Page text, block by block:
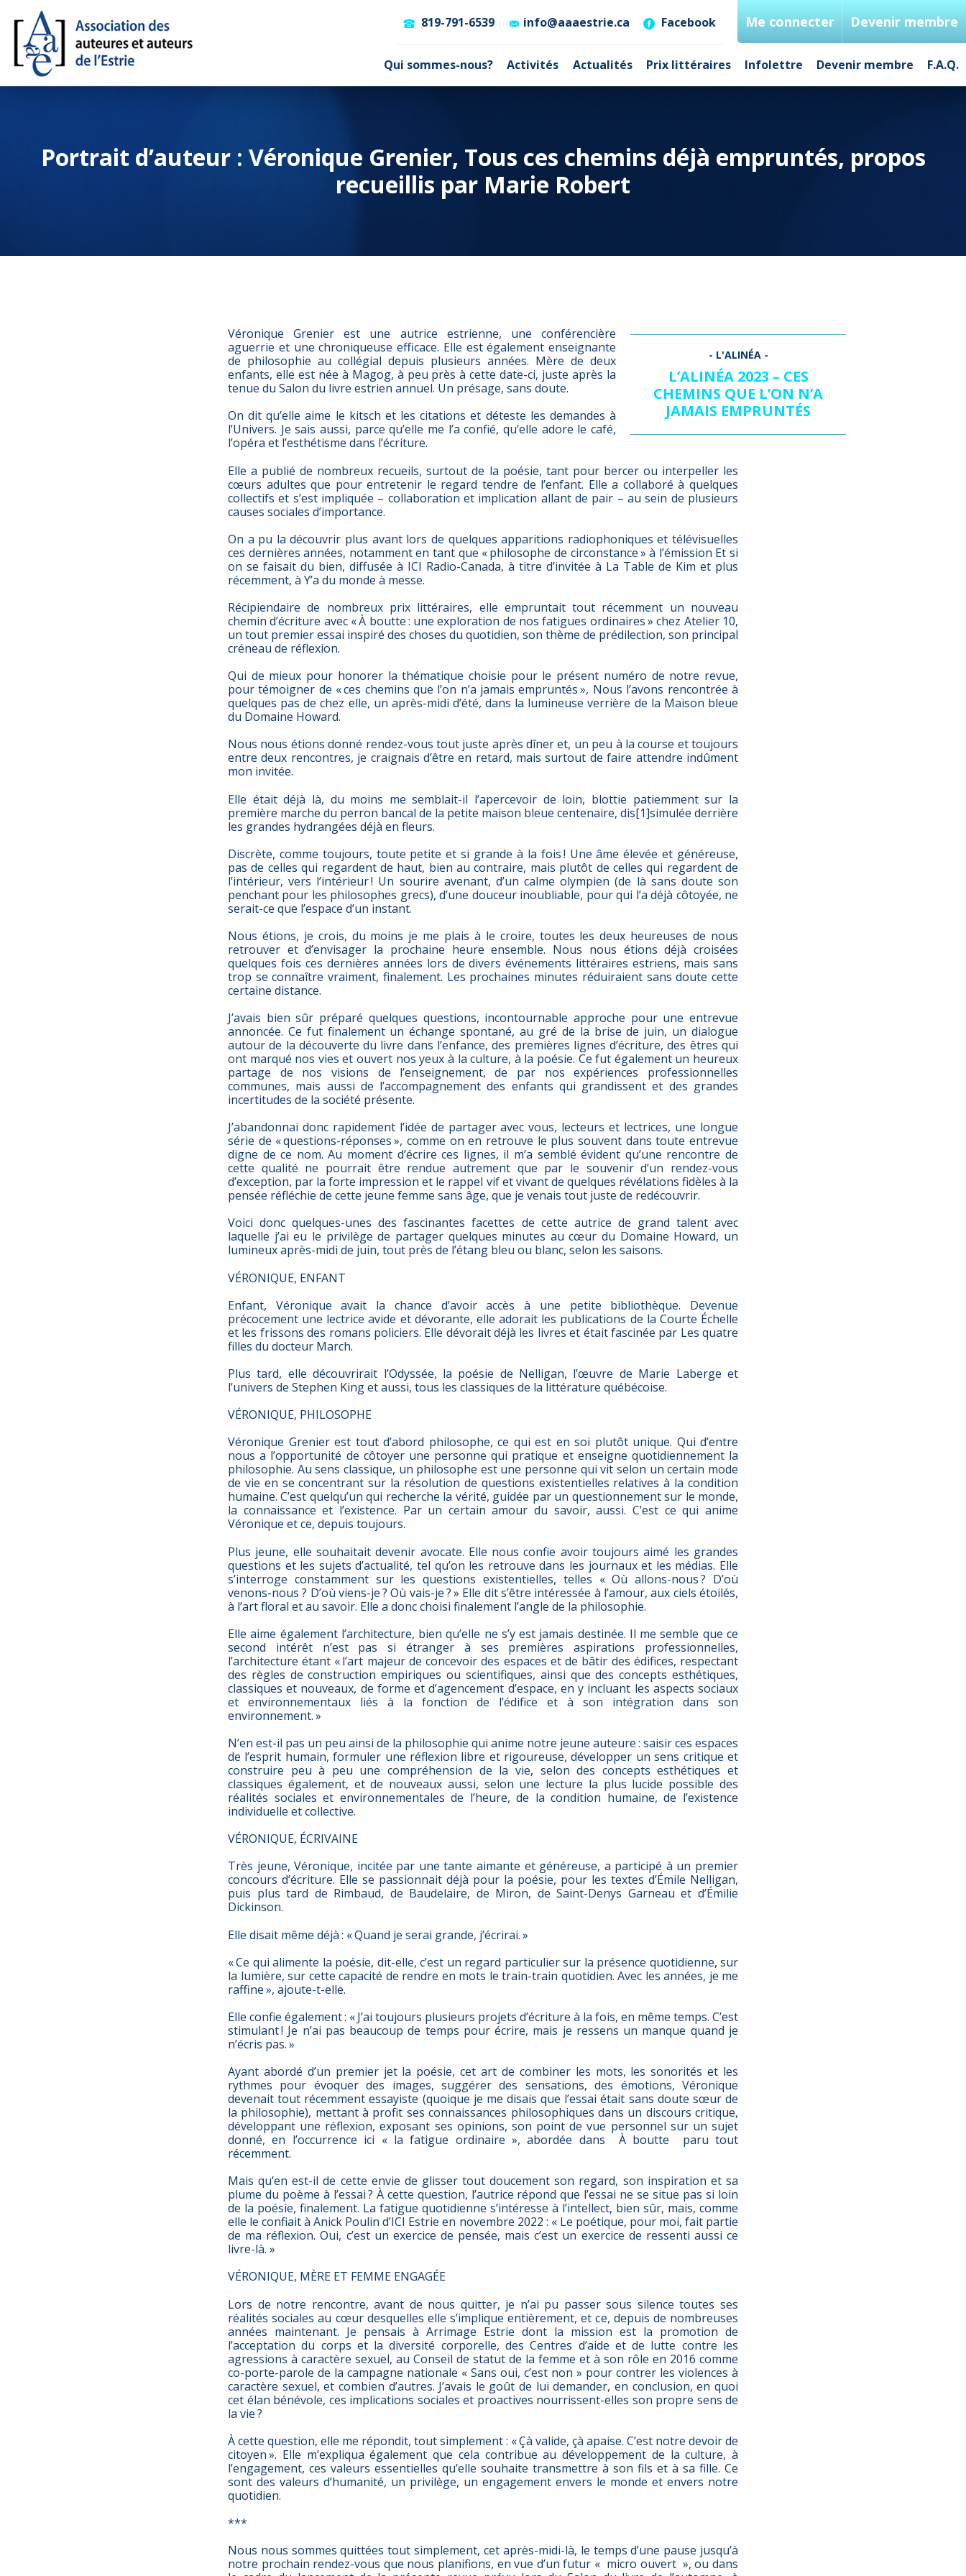
Qui sommes-nous? Activités Actualités Prix littéraires Infolettre Devenir membre F.A.Q.
819-791-6539 info@aaaestrie.ca Facebook Me connecter Devenir membre
Portrait d’auteur : Véronique Grenier, Tous ces chemins déjà empruntés, propos
recueillis par Marie Robert
L’ALINÉA 2023 – CES
CHEMINS QUE L’ON N’A
JAMAIS EMPRUNTÉS
Véronique Grenier est une autrice estrienne, une conférencière
aguerrie et une chroniqueuse efficace. Elle est également enseignante
de philosophie au collégial depuis plusieurs années. Mère de deux
enfants, elle est née à Magog, à peu près à cette date-ci, juste après la
tenue du Salon du livre estrien annuel. Un présage, sans doute.
On dit qu’elle aime le kitsch et les citations et déteste les demandes à
l’Univers. Je sais aussi, parce qu’elle me l’a confié, qu’elle adore le café,
l’opéra et l’esthétisme dans l’écriture.
Elle a publié de nombreux recueils, surtout de la poésie, tant pour bercer ou interpeller les
cœurs adultes que pour entretenir le regard tendre de l’enfant. Elle a collaboré à quelques
collectifs et s’est impliquée – collaboration et implication allant de pair – au sein de plusieurs
causes sociales d’importance.
On a pu la découvrir plus avant lors de quelques apparitions radiophoniques et télévisuelles
ces dernières années, notamment en tant que « philosophe de circonstance » à l’émission Et si
on se faisait du bien, diffusée à ICI Radio-Canada, à titre d’invitée à La Table de Kim et plus
récemment, à Y’a du monde à messe.
Récipiendaire de nombreux prix littéraires, elle empruntait tout récemment un nouveau
chemin d’écriture avec « À boutte : une exploration de nos fatigues ordinaires » chez Atelier 10,
un tout premier essai inspiré des choses du quotidien, son thème de prédilection, son principal
créneau de réflexion.
Qui de mieux pour honorer la thématique choisie pour le présent numéro de notre revue,
pour témoigner de « ces chemins que l’on n’a jamais empruntés », Nous l’avons rencontrée à
quelques pas de chez elle, un après-midi d’été, dans la lumineuse verrière de la Maison bleue
du Domaine Howard.
Nous nous étions donné rendez-vous tout juste après dîner et, un peu à la course et toujours
entre deux rencontres, je craignais d’être en retard, mais surtout de faire attendre indûment
mon invitée.
Elle était déjà là, du moins me semblait-il l’apercevoir de loin, blottie patiemment sur la
première marche du perron bancal de la petite maison bleue centenaire, dis[1]simulée derrière
les grandes hydrangées déjà en fleurs.
Discrète, comme toujours, toute petite et si grande à la fois ! Une âme élevée et généreuse,
pas de celles qui regardent de haut, bien au contraire, mais plutôt de celles qui regardent de
l’intérieur, vers l’intérieur ! Un sourire avenant, d’un calme olympien (de là sans doute son
penchant pour les philosophes grecs), d’une douceur inoubliable, pour qui l’a déjà côtoyée, ne
serait-ce que l’espace d’un instant.
Nous étions, je crois, du moins je me plais à le croire, toutes les deux heureuses de nous
retrouver et d’envisager la prochaine heure ensemble. Nous nous étions déjà croisées
quelques fois ces dernières années lors de divers événements littéraires estriens, mais sans
trop se connaître vraiment, finalement. Les prochaines minutes réduiraient sans doute cette
certaine distance.
J’avais bien sûr préparé quelques questions, incontournable approche pour une entrevue
annoncée. Ce fut finalement un échange spontané, au gré de la brise de juin, un dialogue
autour de la découverte du livre dans l’enfance, des premières lignes d’écriture, des êtres qui
ont marqué nos vies et ouvert nos yeux à la culture, à la poésie. Ce fut également un heureux
partage de nos visions de l’enseignement, de par nos expériences professionnelles
communes, mais aussi de l’accompagnement des enfants qui grandissent et des grandes
incertitudes de la société présente.
J’abandonnai donc rapidement l’idée de partager avec vous, lecteurs et lectrices, une longue
série de « questions-réponses », comme on en retrouve le plus souvent dans toute entrevue
digne de ce nom. Au moment d’écrire ces lignes, il m’a semblé évident qu’une rencontre de
cette qualité ne pourrait être rendue autrement que par le souvenir d’un rendez-vous
d’exception, par la forte impression et le rappel vif et vivant de quelques révélations fidèles à la
pensée réfléchie de cette jeune femme sans âge, que je venais tout juste de redécouvrir.
Voici donc quelques-unes des fascinantes facettes de cette autrice de grand talent avec
laquelle j’ai eu le privilège de partager quelques minutes au cœur du Domaine Howard, un
lumineux après-midi de juin, tout près de l’étang bleu ou blanc, selon les saisons.
VÉRONIQUE, ENFANT
Enfant, Véronique avait la chance d’avoir accès à une petite bibliothèque. Devenue
précocement une lectrice avide et dévorante, elle adorait les publications de la Courte Échelle
et les frissons des romans policiers. Elle dévorait déjà les livres et était fascinée par Les quatre
filles du docteur March.
Plus tard, elle découvrirait l’Odyssée, la poésie de Nelligan, l’œuvre de Marie Laberge et
l’univers de Stephen King et aussi, tous les classiques de la littérature québécoise.
VÉRONIQUE, PHILOSOPHE
Véronique Grenier est tout d’abord philosophe, ce qui est en soi plutôt unique. Qui d’entre
nous a l’opportunité de côtoyer une personne qui pratique et enseigne quotidiennement la
philosophie. Au sens classique, un philosophe est une personne qui vit selon un certain mode
de vie en se concentrant sur la résolution de questions existentielles relatives à la condition
humaine. C’est quelqu’un qui recherche la vérité, guidée par un questionnement sur le monde,
la connaissance et l’existence. Par un certain amour du savoir, aussi. C’est ce qui anime
Véronique et ce, depuis toujours.
Plus jeune, elle souhaitait devenir avocate. Elle nous confie avoir toujours aimé les grandes
questions et les sujets d’actualité, tel qu’on les retrouve dans les journaux et les médias. Elle
s’interroge constamment sur les questions existentielles, telles « Où allons-nous ? D’où
venons-nous ? D’où viens-je ? Où vais-je ? » Elle dit s’être intéressée à l’amour, aux ciels étoilés,
à l’art floral et au savoir. Elle a donc choisi finalement l’angle de la philosophie.
Elle aime également l’architecture, bien qu’elle ne s’y est jamais destinée. Il me semble que ce
second intérêt n’est pas si étranger à ses premières aspirations professionnelles,
l’architecture étant « l’art majeur de concevoir des espaces et de bâtir des édifices, respectant
des règles de construction empiriques ou scientifiques, ainsi que des concepts esthétiques,
classiques et nouveaux, de forme et d’agencement d’espace, en y incluant les aspects sociaux
et environnementaux liés à la fonction de l’édifice et à son intégration dans son
environnement. »
N’en est-il pas un peu ainsi de la philosophie qui anime notre jeune auteure : saisir ces espaces
de l’esprit humain, formuler une réflexion libre et rigoureuse, développer un sens critique et
construire peu à peu une compréhension de la vie, selon des concepts esthétiques et
classiques également, et de nouveaux aussi, selon une lecture la plus lucide possible des
réalités sociales et environnementales de l’heure, de la condition humaine, de l’existence
individuelle et collective.
VÉRONIQUE, ÉCRIVAINE
Très jeune, Véronique, incitée par une tante aimante et généreuse, a participé à un premier
concours d’écriture. Elle se passionnait déjà pour la poésie, pour les textes d’Émile Nelligan,
puis plus tard de Rimbaud, de Baudelaire, de Miron, de Saint-Denys Garneau et d’Émilie
Dickinson.
Elle disait même déjà : « Quand je serai grande, j’écrirai. »
« Ce qui alimente la poésie, dit-elle, c’est un regard particulier sur la présence quotidienne, sur
la lumière, sur cette capacité de rendre en mots le train-train quotidien. Avec les années, je me
raffine », ajoute-t-elle.
Elle confie également : « J’ai toujours plusieurs projets d’écriture à la fois, en même temps. C’est
stimulant ! Je n’ai pas beaucoup de temps pour écrire, mais je ressens un manque quand je
n’écris pas. »
Ayant abordé d’un premier jet la poésie, cet art de combiner les mots, les sonorités et les
rythmes pour évoquer des images, suggérer des sensations, des émotions, Véronique
devenait tout récemment essayiste (quoique je me disais que l’essai était sans doute sœur de
la philosophie), mettant à profit ses connaissances philosophiques dans un discours critique,
développant une réflexion, exposant ses opinions, son point de vue personnel sur un sujet
donné, en l’occurrence ici « la fatigue ordinaire », abordée dans À boutte paru tout
récemment.
Mais qu’en est-il de cette envie de glisser tout doucement son regard, son inspiration et sa
plume du poème à l’essai ? À cette question, l’autrice répond que l’essai ne se situe pas si loin
de la poésie, finalement. La fatigue quotidienne s’intéresse à l’intellect, bien sûr, mais, comme
elle le confiait à Anick Poulin d’ICI Estrie en novembre 2022 : « Le poétique, pour moi, fait partie
de ma réflexion. Oui, c’est un exercice de pensée, mais c’est un exercice de ressenti aussi ce
livre-là. »
VÉRONIQUE, MÈRE ET FEMME ENGAGÉE
Lors de notre rencontre, avant de nous quitter, je n’ai pu passer sous silence toutes ses
réalités sociales au cœur desquelles elle s’implique entièrement, et ce, depuis de nombreuses
années maintenant. Je pensais à Arrimage Estrie dont la mission est la promotion de
l’acceptation du corps et la diversité corporelle, des Centres d’aide et de lutte contre les
agressions à caractère sexuel, au Conseil de statut de la femme et à son rôle en 2016 comme
co-porte-parole de la campagne nationale « Sans oui, c’est non » pour contrer les violences à
caractère sexuel, et combien d’autres. J’avais le goût de lui demander, en conclusion, en quoi
cet élan bénévole, ces implications sociales et proactives nourrissent-elles son propre sens de
la vie ?
À cette question, elle me répondit, tout simplement : « Çà valide, çà apaise. C’est notre devoir de
citoyen ». Elle m’expliqua également que cela contribue au développement de la culture, à
l’engagement, ces valeurs essentielles qu’elle souhaite transmettre à son fils et à sa fille. Ce
sont des valeurs d’humanité, un privilège, un engagement envers le monde et envers notre
quotidien.
***
Nous nous sommes quittées tout simplement, cet après-midi-là, le temps d’une pause jusqu’à
notre prochain rendez-vous que nous planifions, en vue d’un futur « micro ouvert », ou dans